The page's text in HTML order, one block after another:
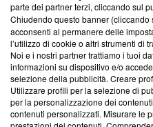
Su di noi
Team editoriale
Corporate
Redazione
Informativa Privacy
parte dei partner terzi, cliccando sul
Chiudendo questo banner (cliccando
acconsenti al permanere delle
l’utilizzo di cookie o altri strumenti di
Noi e i nostri partner trattiamo i tuoi
informazioni su dispositivo e/o
selezione della pubblicità. Creare
Utilizzare profili per la selezione di
per la personalizzazione dei
contenuti personalizzati. Misurare le